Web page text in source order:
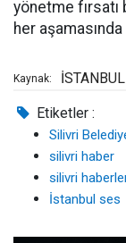
yönetme
her
Kaynak:
Etiketler :
Silivri
silivri haber
silivri
İstanbul ses